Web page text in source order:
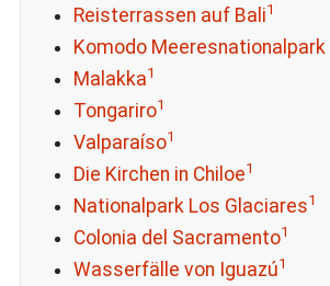
Reisterrassen auf Bali1
Komodo Meeresnationalpark
Malakka1
Tongariro1
Valparaíso1
Die Kirchen in Chiloe1
Nationalpark Los Glaciares1
Colonia del Sacramento1
Wasserfälle von Iguazú1